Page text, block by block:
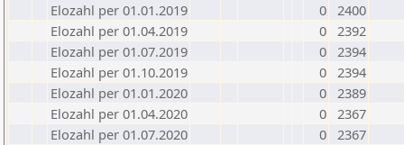
Elozahl per 01.01.2019
0 2400
Elozahl per 01.04.2019
0 2392
Elozahl per 01.07.2019
0 2394
Elozahl per 01.10.2019
0 2394
Elozahl per 01.01.2020
0 2389
Elozahl per 01.04.2020
0 2367
Elozahl per 01.07.2020
0 2367